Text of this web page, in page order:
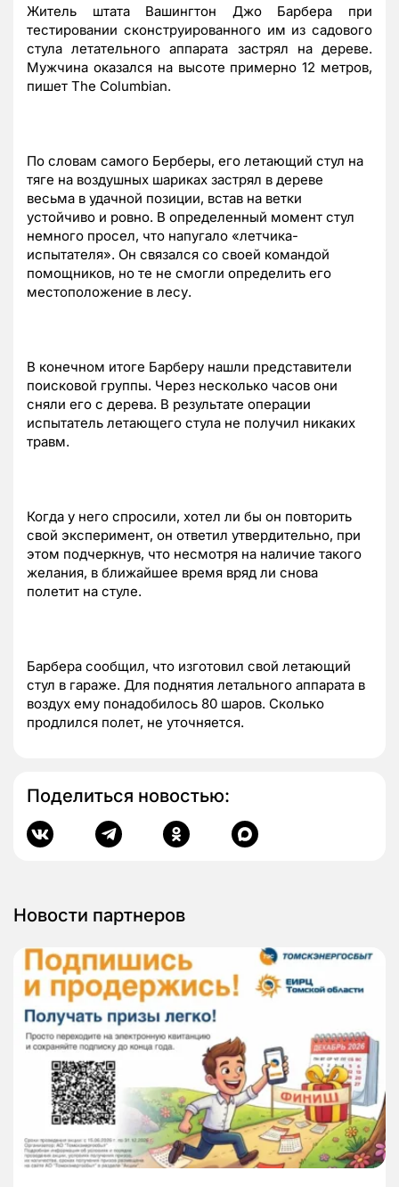
Житель штата Вашингтон Джо Барбера при
тестировании сконструированного им из садового
стула летательного аппарата застрял на дереве.
Мужчина оказался на высоте примерно 12 метров,
пишет The Columbian.
По словам самого Берберы, его летающий стул на
тяге на воздушных шариках застрял в дереве
весьма в удачной позиции, встав на ветки
устойчиво и ровно. В определенный момент стул
немного просел, что напугало «летчика-
испытателя». Он связался со своей командой
помощников, но те не смогли определить его
местоположение в лесу.
В конечном итоге Барберу нашли представители
поисковой группы. Через несколько часов они
сняли его с дерева. В результате операции
испытатель летающего стула не получил никаких
травм.
Когда у него спросили, хотел ли бы он повторить
свой эксперимент, он ответил утвердительно, при
этом подчеркнув, что несмотря на наличие такого
желания, в ближайшее время вряд ли снова
полетит на стуле.
Барбера сообщил, что изготовил свой летающий
стул в гараже. Для поднятия летального аппарата в
воздух ему понадобилось 80 шаров. Сколько
продлился полет, не уточняется.
Поделиться новостью:
Новости партнеров